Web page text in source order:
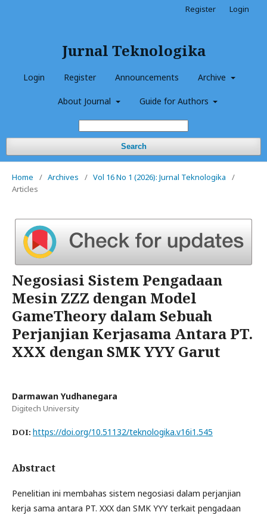
Jurnal Teknologika
Login Register Announcements Archive
About Journal Guide for Authors
Search
Register Login
Home / Archives / Vol 16 No 1 (2026): Jurnal Teknologika
/
Articles
Negosiasi Sistem Pengadaan
Mesin ZZZ dengan Model
GameTheory dalam Sebuah
Perjanjian Kerjasama Antara PT.
XXX dengan SMK YYY Garut
Darmawan Yudhanegara
Digitech University
DOI: https://doi.org/10.51132/teknologika.v16i1.545
Abstract
Penelitian ini membahas sistem negosiasi dalam perjanjian
kerja sama antara PT. XXX dan SMK YYY terkait pengadaan